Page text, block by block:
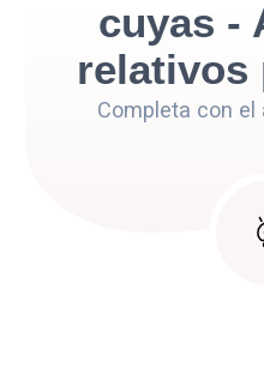
cuyas -
relativos
Completa con